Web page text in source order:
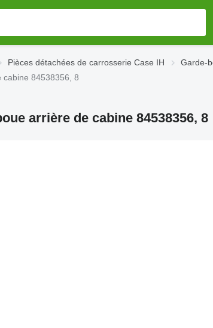
Pièces détachées de carrosserie Case IH
Garde-
cabine 84538356, 8
arrière de cabine 84538356, 8